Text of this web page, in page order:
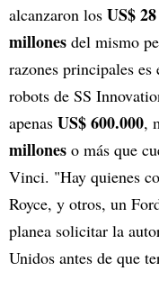
alcanzaron los US$
millones del mismo
razones principales
robots de SS
apenas US$ 600.000,
millones o más que
Vinci. "Hay quienes
Royce, y otros, un
planea solicitar la
Unidos antes de que